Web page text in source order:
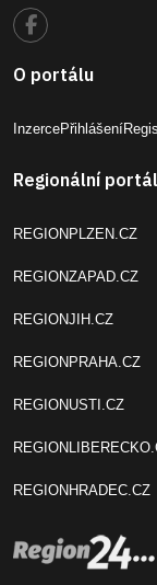
O portálu
InzercePřihlášení
Regionální
REGIONPLZEN.CZ
REGIONZAPAD.CZ
REGIONJIH.CZ
REGIONPRAHA.CZ
REGIONUSTI.CZ
REGIONHRADEC.CZ